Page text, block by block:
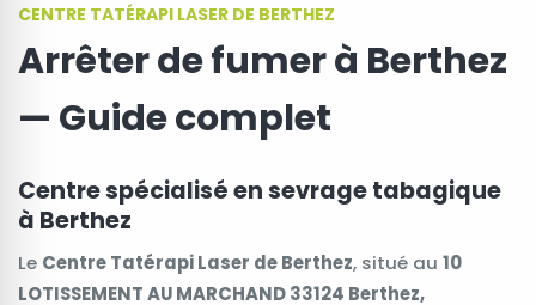
CENTRE TATÉRAPI LASER DE BERTHEZ
Arrêter de fumer à Berthez
— Guide complet
Centre spécialisé en sevrage tabagique
à Berthez
Le Centre Tatérapi Laser de Berthez, situé au 10
LOTISSEMENT AU MARCHAND 33124 Berthez,